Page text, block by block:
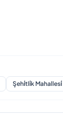
Şehi̇tli̇k Mahallesi̇